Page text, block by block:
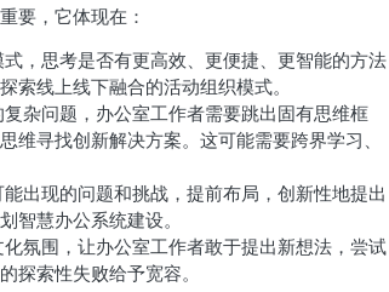
要，它体现在：
，思考是否有更高效、更便捷、更智能的方法
索线上线下融合的活动组织模式。
杂问题，办公室工作者需要跳出固有思维框
寻找创新解决方案。这可能需要跨界学习、
出现的问题和挑战，提前布局，创新性地提出
智慧办公系统建设。
氛围，让办公室工作者敢于提出新想法，尝试
探索性失败给予宽容。